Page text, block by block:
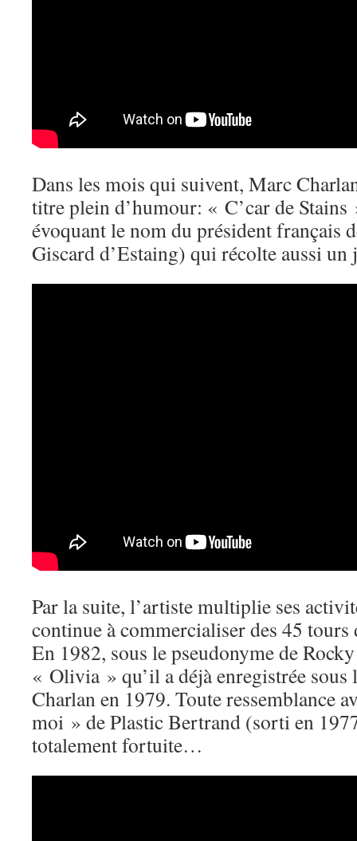
Dans les mois qui suivent, Marc
titre plein d’humour: « C’car de Stains
évoquant le nom du président français
Giscard d’Estaing) qui récolte aussi un
Par la suite, l’artiste multiplie ses
continue à commercialiser des 45 tours
En 1982, sous le pseudonyme de
« Olivia » qu’il a déjà enregistrée sous
Charlan en 1979. Toute ressemblance
moi » de Plastic Bertrand (sorti en
totalement fortuite…